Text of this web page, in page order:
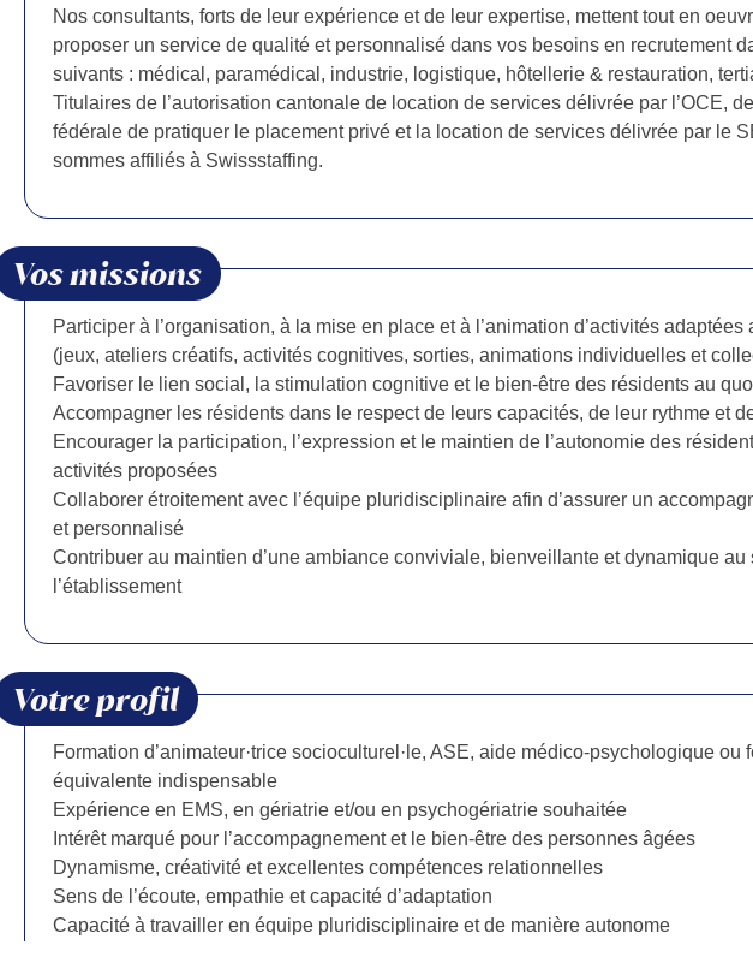
Nos consultants, forts de leur expérience et de leur expertise, mettent tout en
proposer un service de qualité et personnalisé dans vos besoins en recrutement
suivants : médical, paramédical, industrie, logistique, hôtellerie & restauration,
Titulaires de l’autorisation cantonale de location de services délivrée par l’OCE,
fédérale de pratiquer le placement privé et la location de services délivrée par le
sommes affiliés à Swissstaffing.
Vos missions
Participer à l’organisation, à la mise en place et à l’animation d’activités adaptées
(jeux, ateliers créatifs, activités cognitives, sorties, animations individuelles et
Favoriser le lien social, la stimulation cognitive et le bien-être des résidents au
Accompagner les résidents dans le respect de leurs capacités, de leur rythme et
Encourager la participation, l’expression et le maintien de l’autonomie des
activités proposées
Collaborer étroitement avec l’équipe pluridisciplinaire afin d’assurer un
et personnalisé
Contribuer au maintien d’une ambiance conviviale, bienveillante et dynamique au
l’établissement
Votre profil
Formation d’animateur·trice socioculturel·le, ASE, aide médico-psychologique ou
équivalente indispensable
Expérience en EMS, en gériatrie et/ou en psychogériatrie souhaitée
Intérêt marqué pour l’accompagnement et le bien-être des personnes âgées
Dynamisme, créativité et excellentes compétences relationnelles
Sens de l’écoute, empathie et capacité d’adaptation
Capacité à travailler en équipe pluridisciplinaire et de manière autonome